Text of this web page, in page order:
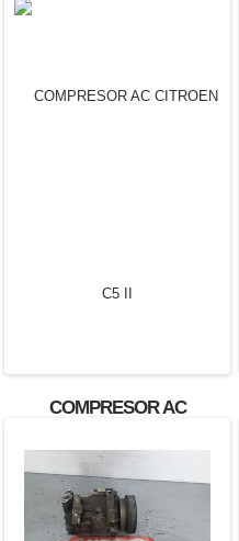
COMPRESOR AC